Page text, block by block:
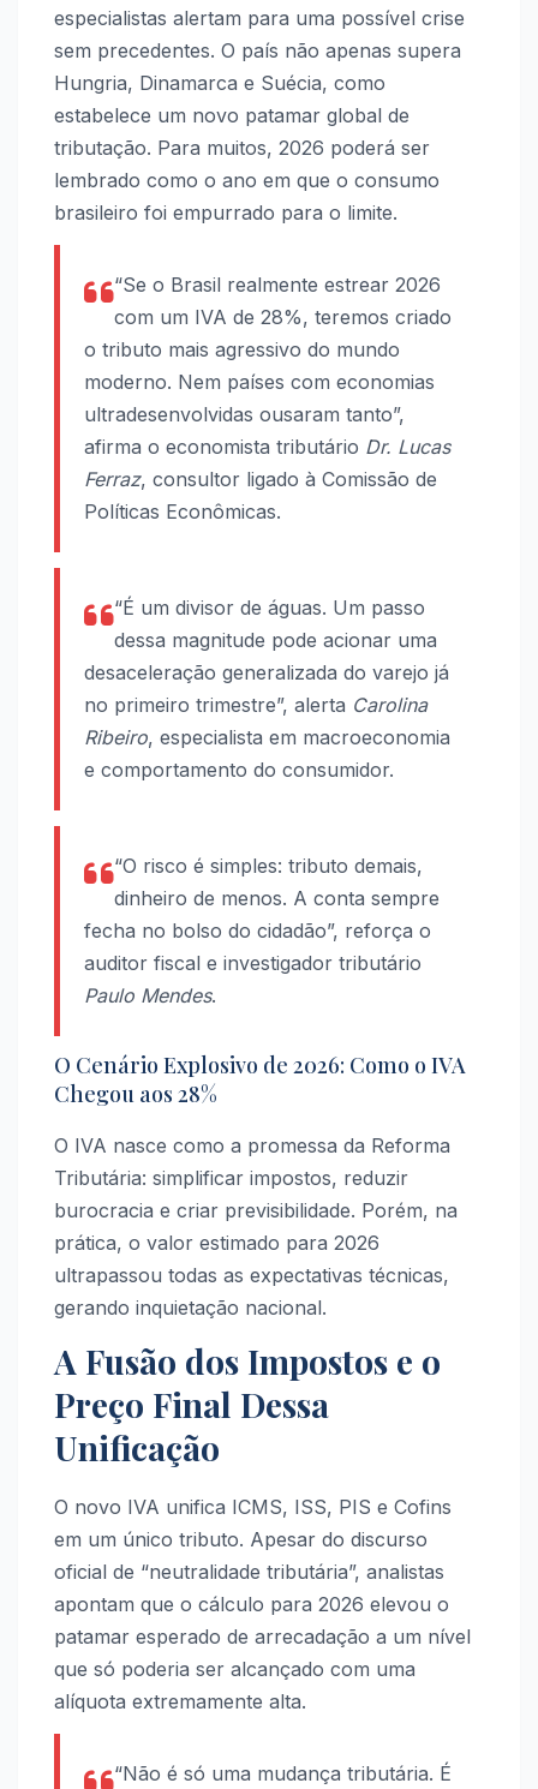
especialistas alertam para uma possível crise
sem precedentes. O país não apenas supera
Hungria, Dinamarca e Suécia, como
estabelece um novo patamar global de
tributação. Para muitos, 2026 poderá ser
lembrado como o ano em que o consumo
brasileiro foi empurrado para o limite.
“Se o Brasil realmente estrear 2026
com um IVA de 28%, teremos criado
o tributo mais agressivo do mundo
moderno. Nem países com economias
ultradesenvolvidas ousaram tanto”,
afirma o economista tributário Dr. Lucas
Ferraz, consultor ligado à Comissão de
Políticas Econômicas.
“É um divisor de águas. Um passo
dessa magnitude pode acionar uma
desaceleração generalizada do varejo já
no primeiro trimestre”, alerta Carolina
Ribeiro, especialista em macroeconomia
e comportamento do consumidor.
“O risco é simples: tributo demais,
dinheiro de menos. A conta sempre
fecha no bolso do cidadão”, reforça o
auditor fiscal e investigador tributário
Paulo Mendes.
O Cenário Explosivo de 2026: Como o IVA
Chegou aos 28%
O IVA nasce como a promessa da Reforma
Tributária: simplificar impostos, reduzir
burocracia e criar previsibilidade. Porém, na
prática, o valor estimado para 2026
ultrapassou todas as expectativas técnicas,
gerando inquietação nacional.
A Fusão dos Impostos e o
Preço Final Dessa
Unificação
O novo IVA unifica ICMS, ISS, PIS e Cofins
em um único tributo. Apesar do discurso
oficial de “neutralidade tributária”, analistas
apontam que o cálculo para 2026 elevou o
patamar esperado de arrecadação a um nível
que só poderia ser alcançado com uma
alíquota extremamente alta.
“Não é só uma mudança tributária. É